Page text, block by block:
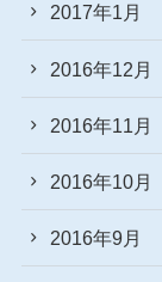
2017年1月
2016年12月
2016年11月
2016年10月
2016年9月